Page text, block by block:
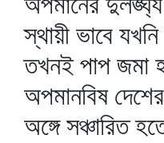
স্থায়ী ভাবে যখনি
তখনই পাপ জমা
অপমানবিষ
অঙ্গে সঞ্চারিত